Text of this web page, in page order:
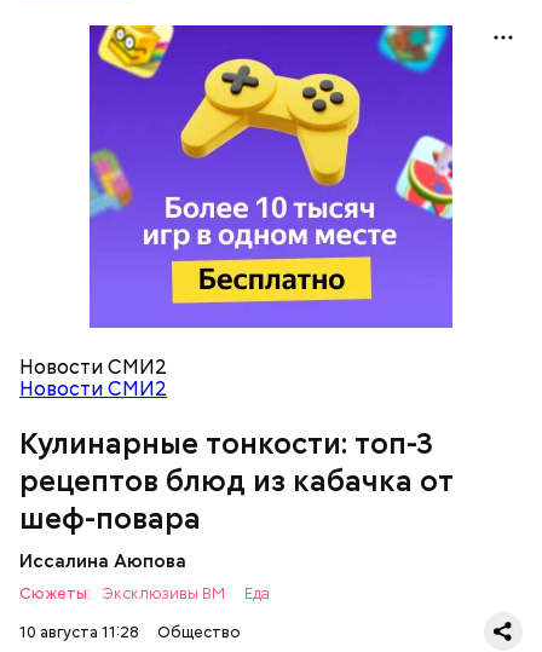
Новости СМИ2
Новости СМИ2
Кулинарные тонкости: топ-3
рецептов блюд из кабачка от
шеф-повара
Иссалина Аюпова
Сюжеты: Эксклюзивы ВМ
Еда
10 августа 11:28
Общество
Кабачок — 1 шт.
Желтый болгарский перец — 1 шт.
Красный болгарский перец — 1 шт.
Зеленый перец — 1 шт.
Красный лук — 1 шт.
Баклажан — 1 шт.
Помидор — 2 шт.
Сыр адыгейский —200 гр.
Соль по вкусу.
150 граммов изюма.